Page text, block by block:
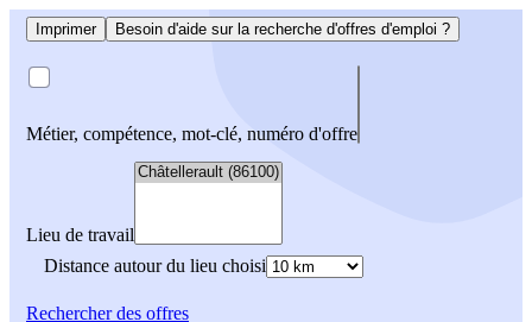
Imprimer Besoin d'aide sur la recherche d'offres d'emploi ?
Métier, compétence, mot-clé, numéro d'offre
Lieu de travail
Distance autour du lieu choisi
Rechercherdes offres